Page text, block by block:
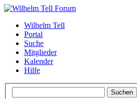
Wilhelm Tell
Portal
Suche
Mitglieder
Kalender
Hilfe